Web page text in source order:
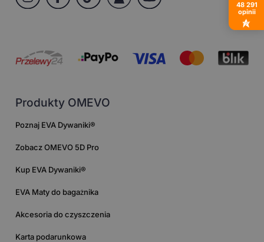
Produkty OMEVO
Poznaj EVA Dywaniki®
Zobacz OMEVO 5D Pro
Kup EVA Dywaniki®
EVA Maty do bagażnika
Akcesoria do czyszczenia
Karta podarunkowa
48 291
opinii